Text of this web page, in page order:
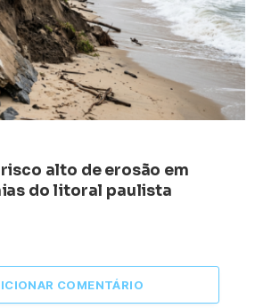
alto de erosão em
do litoral paulista
COMENTÁRIO